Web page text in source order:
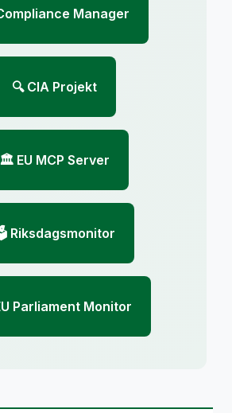
Manager
🔍 CIA Projekt
🏛️ EU MCP Server
Riksdagsmonitor
Parliament Monitor